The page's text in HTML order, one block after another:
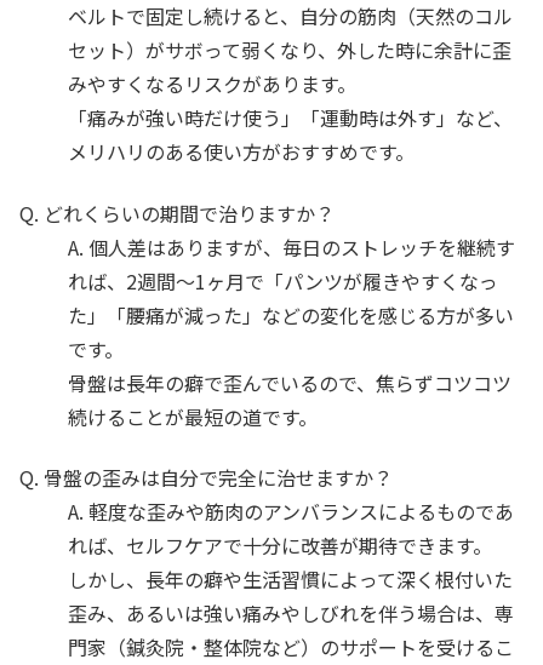
ベルトで固定し続けると、自分の筋肉（天然のコル
セット）がサボって弱くなり、外した時に余計に歪
みやすくなるリスクがあります。
「痛みが強い時だけ使う」「運動時は外す」など、
メリハリのある使い方がおすすめです。
Q. どれくらいの期間で治りますか？
A. 個人差はありますが、毎日のストレッチを継続す
れば、2週間〜1ヶ月で「パンツが履きやすくなっ
た」「腰痛が減った」などの変化を感じる方が多い
です。
骨盤は長年の癖で歪んでいるので、焦らずコツコツ
続けることが最短の道です。
Q. 骨盤の歪みは自分で完全に治せますか？
A. 軽度な歪みや筋肉のアンバランスによるものであ
れば、セルフケアで十分に改善が期待できます。
しかし、長年の癖や生活習慣によって深く根付いた
歪み、あるいは強い痛みやしびれを伴う場合は、専
門家（鍼灸院・整体院など）のサポートを受けるこ